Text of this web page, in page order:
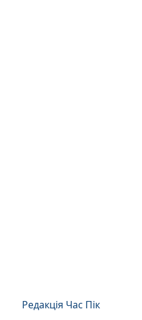
Редакція Час Пік